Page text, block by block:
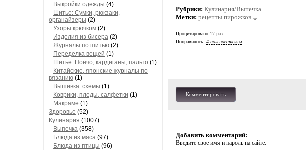
Выкройки одежды (4)
Шитье: Сумки, рюкзаки,
органайзеры (2)
Узоры крючком (2)
Изделия из бисера (2)
Журналы по шитью (2)
Переделка вещей (1)
Шитье: Пончо, кардиганы, пальто (1)
Китайские, японские журналы по
вязанию (1)
Вышивка: схемы (1)
Коврики, пледы, салфетки (1)
Макраме (1)
Здоровье (52)
Кулинария (1007)
Выпечка (358)
Блюда из мяса (97)
Блюда из птицы (96)
Рубрики: Кулинария/Выпечка
Метки: рецепты пирожков
Процитировано 17 раз
Понравилось: 4 пользователям
Комментировать
Добавить комментарий:
Введите свое имя и пароль на сайте: